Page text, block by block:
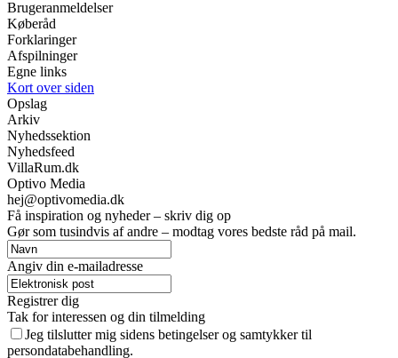
Brugeranmeldelser
Køberåd
Forklaringer
Afspilninger
Egne links
Kort over siden
Opslag
Arkiv
Nyhedssektion
Nyhedsfeed
VillaRum.dk
Optivo Media
hej@optivomedia.dk
Få inspiration og nyheder – skriv dig op
Gør som tusindvis af andre – modtag vores bedste råd på mail.
Angiv din e-mailadresse
Registrer dig
Tak for interessen og din tilmelding
Jeg tilslutter mig sidens betingelser og samtykker til
persondatabehandling.